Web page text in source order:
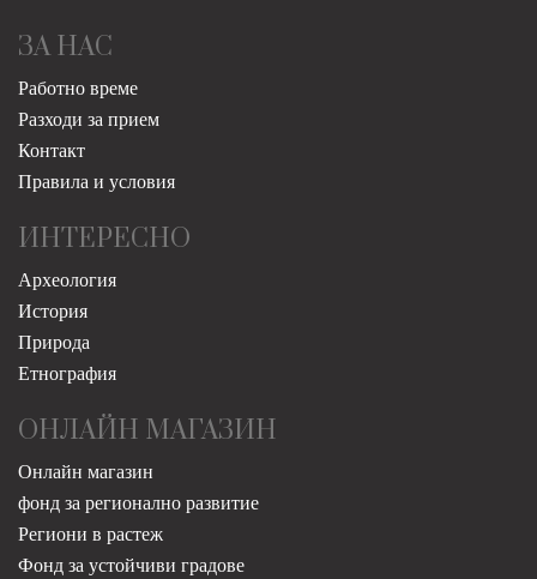
ЗА НАС
Работно време
Разходи за прием
Контакт
Правила и условия
ИНТЕРЕСНО
Археология
История
Природа
Етнография
ОНЛАЙН МАГАЗИН
Онлайн магазин
фонд за регионално развитие
Региони в растеж
Фонд за устойчиви градове